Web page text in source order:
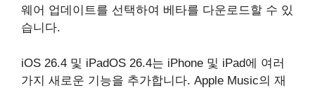
웨어 업데이트를 선택하여 베타를 다운로드할 수 있
습니다.
iOS 26.4 및 iPadOS 26.4는 ‌iPhone‌ 및 ‌iPad‌에 여러
가지 새로운 기능을 추가합니다. Apple Music의 재